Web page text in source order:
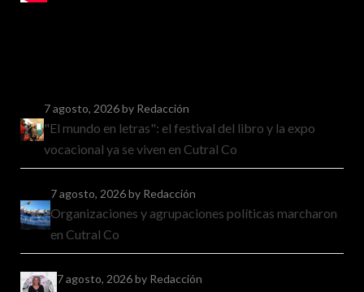
7 agosto, 2026by Redacción
"El mundo en letras": el festival del libro y la expo
vocacional ya se viven en Cutral Co
7 agosto, 2026by Redacción
Organizaciones y agrupaciones políticas marcharon
en Cutral Co
7 agosto, 2026by Redacción